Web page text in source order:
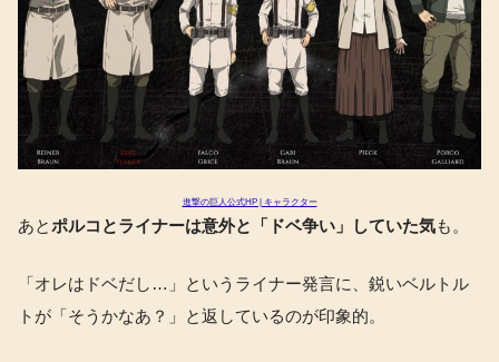
進撃の巨人公式HP | キャラクター
あとポルコとライナーは意外と「ドベ争い」していた気も。
「オレはドベだし…」というライナー発言に、鋭いベルトル
トが「そうかなあ？」と返しているのが印象的。